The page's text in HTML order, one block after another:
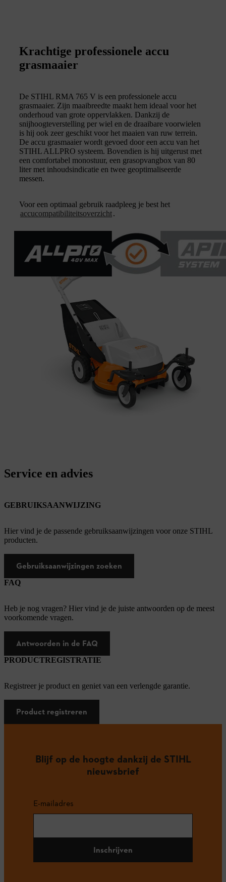
Krachtige professionele accu
grasmaaier
De STIHL RMA 765 V is een professionele accu
grasmaaier. Zijn maaibreedte maakt hem ideaal voor het
onderhoud van grote oppervlakken. Dankzij de
snijhoogteverstelling per wiel en de draaibare voorwielen
is hij ook zeer geschikt voor het maaien van ruw terrein.
De accu grasmaaier wordt gevoed door een accu van het
STIHL ALLPRO systeem. Bovendien is hij uitgerust met
een comfortabel monostuur, een grasopvangbox van 80
liter met inhoudsindicatie en twee geoptimaliseerde
messen.
Voor een optimaal gebruik raadpleeg je best het
accucompatibiliteitsoverzicht.
Service en advies
GEBRUIKSAANWIJZING
Hier vind je de passende gebruiksaanwijzingen voor onze STIHL
producten.
Gebruiksaanwijzingen zoeken
FAQ
Heb je nog vragen? Hier vind je de juiste antwoorden op de meest
voorkomende vragen.
Antwoorden in de FAQ
PRODUCTREGISTRATIE
Registreer je product en geniet van een verlengde garantie.
Product registreren
Blijf op de hoogte dankzij de STIHL
nieuwsbrief
E-mailadres
Inschrijven